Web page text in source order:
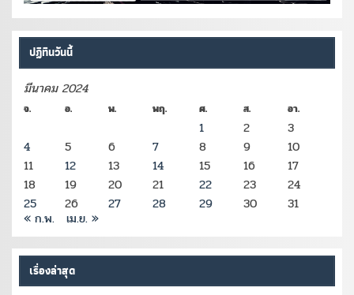
ปฏิทินวันนี้
มีนาคม 2024
จ. อ. พ. พฤ. ศ. ส. อา.
1 2
3
4
5 6 7 8 9
10
11
12 13 14 15 16
17
18
19 20 21 22 23
24
25
26 27 28 29 30 31
« ก.พ. เม.ย. »
เรื่องล่าสุด